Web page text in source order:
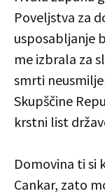
Poveljstva za
usposabljanje
me izbrala za
smrti
Skupščine
krstni list
Domovina ti si
Cankar, zato